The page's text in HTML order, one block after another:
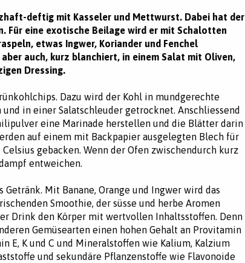
deftig mit Kasseler und Mettwurst. Dabei hat der
Für eine exotische Beilage wird er mit Schalotten
etwas Ingwer, Koriander und Fenchel
auch, kurz blanchiert, in einem Salat mit Oliven,
Dressing.
Dazu wird der Kohl in mundgerechte
in einer Salatschleuder getrocknet. Anschliessend
eine Marinade herstellen und die Blätter darin
auf einem mit Backpapier ausgelegten Blech für
gebacken. Wenn der Ofen zwischendurch kurz
entweichen.
Getränk. Mit Banane, Orange und Ingwer wird das
Smoothie, der süsse und herbe Aromen
Drink den Körper mit wertvollen Inhaltsstoffen. Denn
Gemüsearten einen hohen Gehalt an Provitamin
E, K und C und Mineralstoffen wie Kalium, Kalzium
und sekundäre Pflanzenstoffe wie Flavonoide